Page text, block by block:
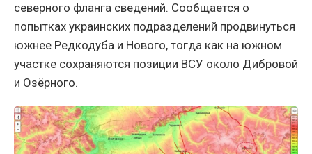
северного фланга сведений. Сообщается о
попытках украинских подразделений продвинуться
южнее Редкодуба и Нового, тогда как на южном
участке сохраняются позиции ВСУ около Дибровой
и Озёрного.